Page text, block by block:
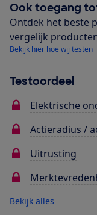
Ook toegang
Ontdek het beste
vergelijk
Bekijk hier hoe wij testen
Testoordeel
Elektrische
Actieradius /
Uitrusting
Bekijk alles